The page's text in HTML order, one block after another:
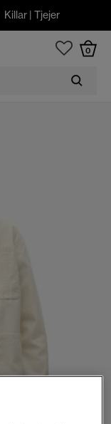
Killar| Tjejer
0